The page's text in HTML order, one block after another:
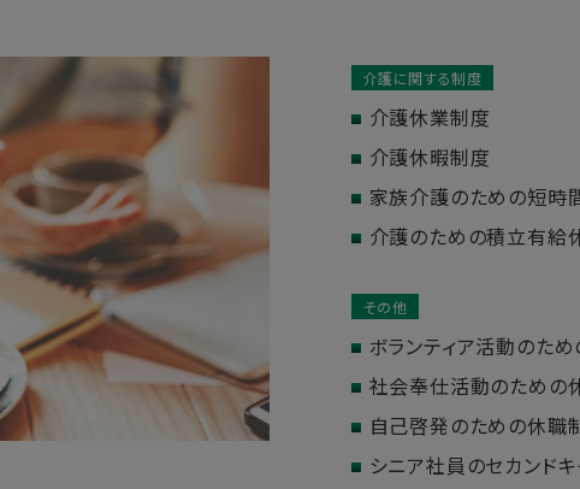
介護に関する制度
介護休業制度
介護休暇制度
家族介護のための短時
介護のための積立有給
その他
ボランティア活動のた
社会奉仕活動のための
自己啓発のための休職
シニア社員のセカンド